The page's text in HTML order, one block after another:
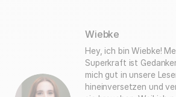
Wiebke
Hey, ich bin Wiebke!
Superkraft ist
mich gut in unsere
hineinversetzen und